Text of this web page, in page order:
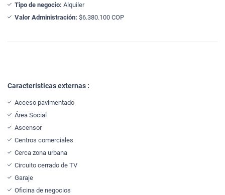
Tipo de negocio: Alquiler
Valor Administración: $6.380.100 COP
Características externas :
Acceso pavimentado
Área Social
Ascensor
Centros comerciales
Cerca zona urbana
Circuito cerrado de TV
Garaje
Oficina de negocios